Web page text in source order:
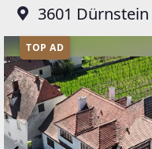
3601 Dürnstein
TOP AD